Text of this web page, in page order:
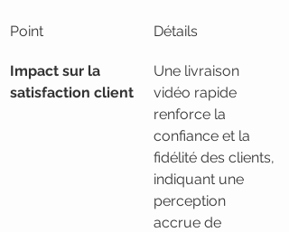
Point Détails
Impact sur la
satisfaction client
Une livraison
vidéo rapide
renforce la
confiance et la
fidélité des clients,
indiquant une
perception
accrue de